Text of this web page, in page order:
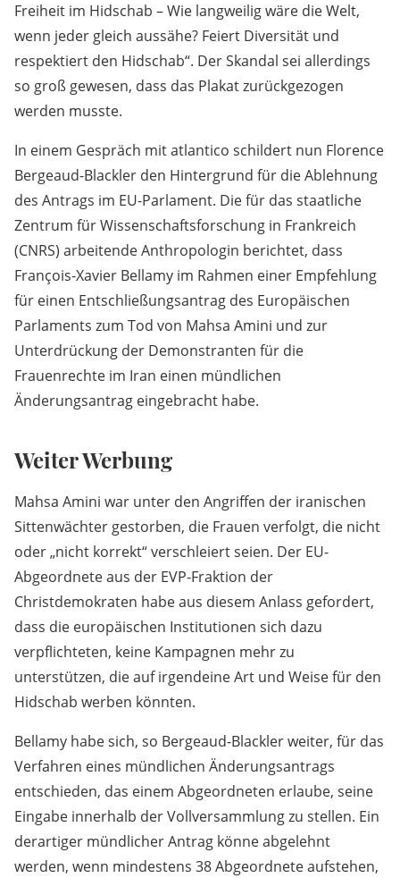
Freiheit im Hidschab – Wie langweilig wäre die Welt,
wenn jeder gleich aussähe? Feiert Diversität und
respektiert den Hidschab“. Der Skandal sei allerdings
so groß gewesen, dass das Plakat zurückgezogen
werden musste.
In einem Gespräch mit atlantico schildert nun Florence
Bergeaud-Blackler den Hintergrund für die Ablehnung
des Antrags im EU-Parlament. Die für das staatliche
Zentrum für Wissenschaftsforschung in Frankreich
(CNRS) arbeitende Anthropologin berichtet, dass
François-Xavier Bellamy im Rahmen einer Empfehlung
für einen Entschließungsantrag des Europäischen
Parlaments zum Tod von Mahsa Amini und zur
Unterdrückung der Demonstranten für die
Frauenrechte im Iran einen mündlichen
Änderungsantrag eingebracht habe.
Weiter Werbung
Mahsa Amini war unter den Angriffen der iranischen
Sittenwächter gestorben, die Frauen verfolgt, die nicht
oder „nicht korrekt“ verschleiert seien. Der EU-
Abgeordnete aus der EVP-Fraktion der
Christdemokraten habe aus diesem Anlass gefordert,
dass die europäischen Institutionen sich dazu
verpflichteten, keine Kampagnen mehr zu
unterstützen, die auf irgendeine Art und Weise für den
Hidschab werben könnten.
Bellamy habe sich, so Bergeaud-Blackler weiter, für das
Verfahren eines mündlichen Änderungsantrags
entschieden, das einem Abgeordneten erlaube, seine
Eingabe innerhalb der Vollversammlung zu stellen. Ein
derartiger mündlicher Antrag könne abgelehnt
werden, wenn mindestens 38 Abgeordnete aufstehen,